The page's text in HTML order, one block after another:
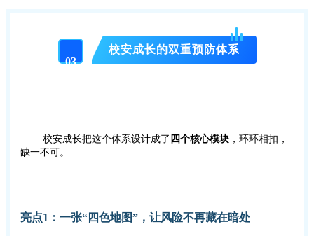
03
校安成长的双重预防体系
校安成长把这个体系设计成了 四个核心模块 ，环环相扣，
缺一不可。
亮点1： 一张“四色地图”，让风险不再藏在暗处